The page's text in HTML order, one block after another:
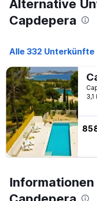
die
den
durchschnittlichen
Alternative
Capdepera
Alle 332 Unterkünfte